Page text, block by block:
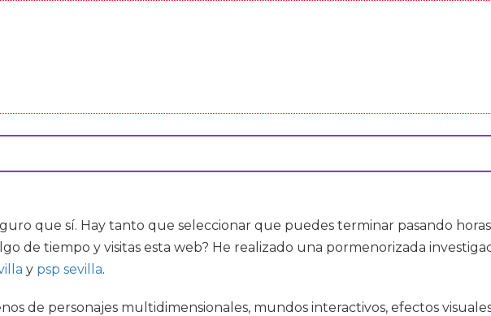
que sí. Hay tanto que seleccionar que puedes terminar pasando
de tiempo y visitas esta web? He realizado una pormenorizada
y psp sevilla.
de personajes multidimensionales, mundos interactivos, efectos